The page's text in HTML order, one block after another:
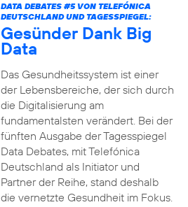
DATA DEBATES #5VON TELEFÓNICA
DEUTSCHLAND UND TAGESSPIEGEL:
Gesünder Dank Big
Data
Das Gesundheitssystem ist einer
der Lebensbereiche, der sich durch
die Digitalisierung am
fundamentalsten verändert. Bei der
fünften Ausgabe der Tagesspiegel
Data Debates, mit Telefónica
Deutschland als Initiator und
Partner der Reihe, stand deshalb
die vernetzte Gesundheit im Fokus.